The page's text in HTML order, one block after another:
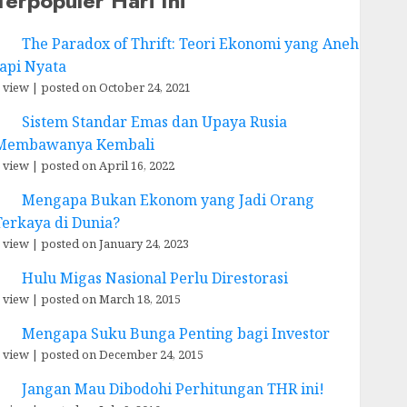
The Paradox of Thrift: Teori Ekonomi yang Aneh
Nyata
view| posted on October 24, 2021
Sistem Standar Emas dan Upaya Rusia
Kembali
view| posted on April 16, 2022
Mengapa Bukan Ekonom yang Jadi Orang
di Dunia?
view| posted on January 24, 2023
Hulu Migas Nasional Perlu Direstorasi
view| posted on March 18, 2015
Mengapa Suku Bunga Penting bagi Investor
view| posted on December 24, 2015
Jangan Mau Dibodohi Perhitungan THR ini!